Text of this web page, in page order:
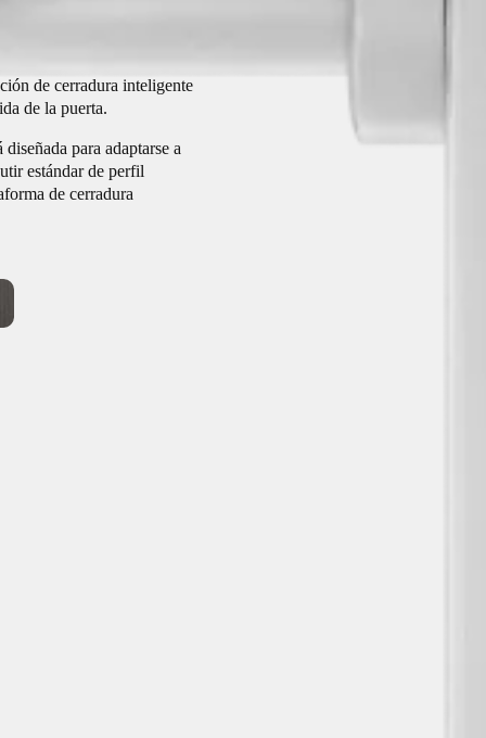
de cerradura inteligente
de la puerta.
para adaptarse a
estándar de perfil
de cerradura